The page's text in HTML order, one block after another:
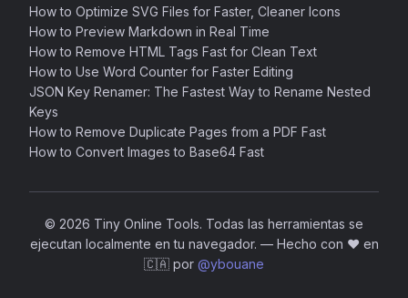
How to Optimize SVG Files for Faster, Cleaner Icons
How to Preview Markdown in Real Time
How to Remove HTML Tags Fast for Clean Text
How to Use Word Counter for Faster Editing
JSON Key Renamer: The Fastest Way to Rename Nested
Keys
How to Remove Duplicate Pages from a PDF Fast
How to Convert Images to Base64 Fast
© 2026 Tiny Online Tools. Todas las herramientas se
ejecutan localmente en tu navegador. — Hecho con ❤️ en
🇨🇦 por @ybouane